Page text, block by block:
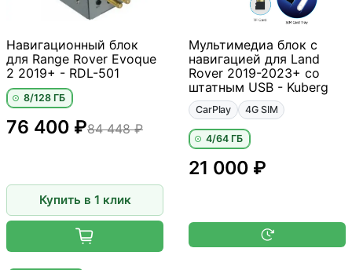
Навигационный блок
для Range Rover Evoque
2 2019+ - RDL-501
8/128 ГБ
84 448 ₽
76 400 ₽
Купить в 1 клик
Мультимедиа блок с
навигацией для Land
Rover 2019-2023+ со
штатным USB - Kuberg
CarPlay 4G SIM
4/64 ГБ
21 000 ₽